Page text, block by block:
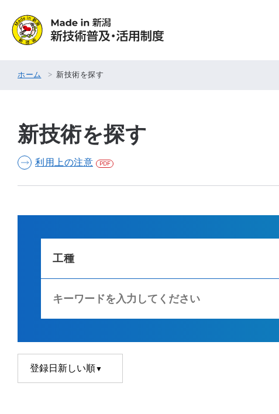
ホーム 新技術を探す
新技術を探す
利用上の注意
工種
登録日新しい順▼